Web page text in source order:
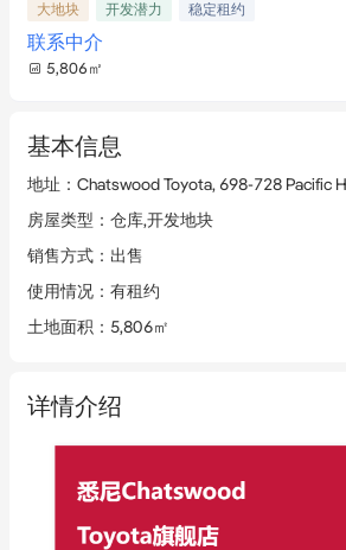
大地块 开发潜力 稳定租约
联系中介
5,806 ㎡
基本信息
地址 ： Chatswood Toyota, 698-728 Pacific
房屋类型 ： 仓库,开发地块
销售方式 ： 出售
使用情况 ： 有租约
土地面积 ： 5,806㎡
详情介绍